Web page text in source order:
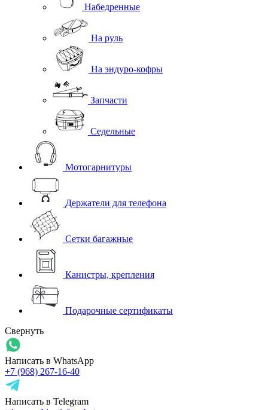
Набедренные
На руль
На эндуро-кофры
Запчасти
Седельные
Мотогарнитуры
Держатели для телефона
Сетки багажные
Канистры, крепления
Подарочные сертификаты
Свернуть
Написать в WhatsApp
+7 (968) 267-16-40
Написать в Telegram